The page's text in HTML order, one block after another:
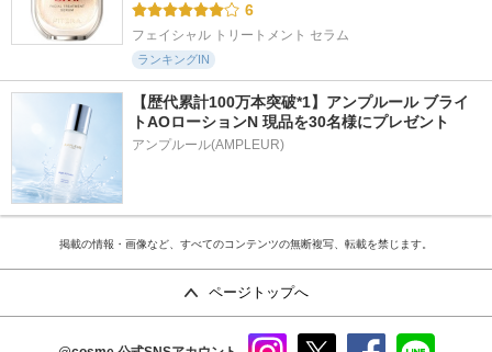
6
フェイシャル トリートメント セラム
ランキングIN
【歴代累計100万本突破*1】アンプルール ブライ
トAOローションN 現品を30名様にプレゼント
アンプルール(AMPLEUR)
掲載の情報・画像など、すべてのコンテンツの無断複写、転載を禁じます。
ページトップへ